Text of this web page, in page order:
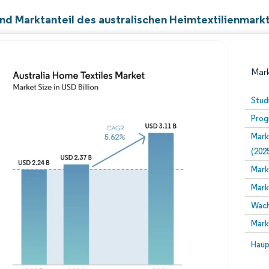
Marktanteil des australischen
Bild
Bild © Mordor Intelligence. Wiederverwendung